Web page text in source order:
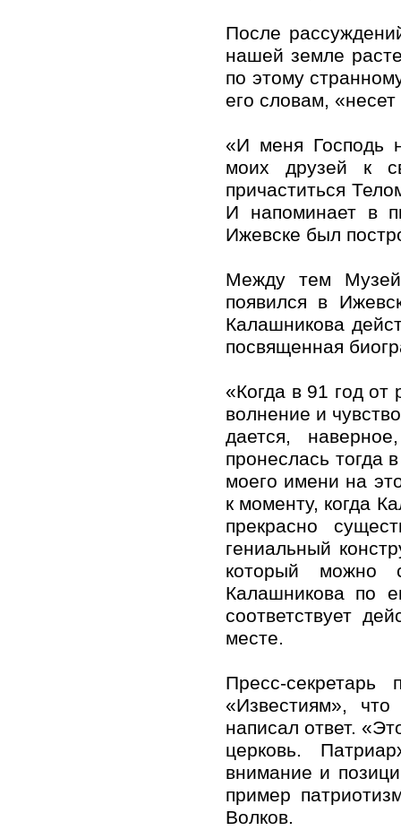
После
нашей земле
по этому
его словам,
«И меня Господь
моих друзей к
причаститься
И напоминает в
Ижевске был
Между тем
появился в
Калашникова
посвященная
«Когда в 91 год
волнение и
дается,
пронеслась тогда
моего имени на
к моменту, когда
прекрасно
гениальный
который можно
Калашникова по
соответствует
месте.
Пресс-
«Известиям»,
написал ответ.
церковь.
внимание и
пример
Волков.